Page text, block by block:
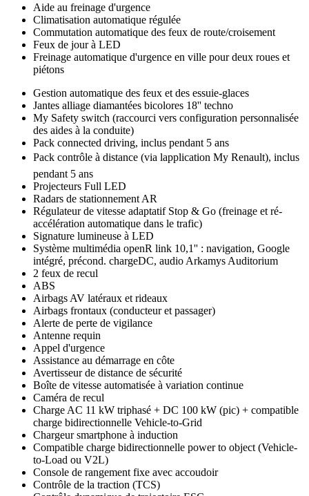
Aide au freinage d'urgence
Climatisation automatique régulée
Commutation automatique des feux de route/croisement
Feux de jour à LED
Freinage automatique d'urgence en ville pour deux roues et
piétons
Gestion automatique des feux et des essuie-glaces
Jantes alliage diamantées bicolores 18'' techno
My Safety switch (raccourci vers configuration personnalisée
des aides à la conduite)
Pack connected driving, inclus pendant 5 ans
Pack contrôle à distance (via lapplication My Renault), inclus
pendant 5 ans
Projecteurs Full LED
Radars de stationnement AR
Régulateur de vitesse adaptatif Stop & Go (freinage et ré-
accélération automatique dans le trafic)
Signature lumineuse à LED
Système multimédia openR link 10,1'' : navigation, Google
intégré, précond. chargeDC, audio Arkamys Auditorium
2 feux de recul
ABS
Airbags AV latéraux et rideaux
Airbags frontaux (conducteur et passager)
Alerte de perte de vigilance
Antenne requin
Appel d'urgence
Assistance au démarrage en côte
Avertisseur de distance de sécurité
Boîte de vitesse automatisée à variation continue
Caméra de recul
Charge AC 11 kW triphasé + DC 100 kW (pic) + compatible
charge bidirectionnelle Vehicle-to-Grid
Chargeur smartphone à induction
Compatible charge bidirectionnelle power to object (Vehicle-
to-Load ou V2L)
Console de rangement fixe avec accoudoir
Contrôle de la traction (TCS)